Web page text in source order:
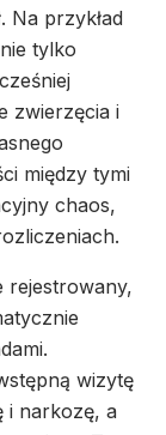
Na przykład
tylko
zwierzęcia i
między tymi
chaos,
rejestrowany,
wizytę
i narkozę, a